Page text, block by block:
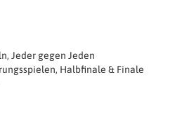
Jeder gegen Jeden
Halbfinale & Finale